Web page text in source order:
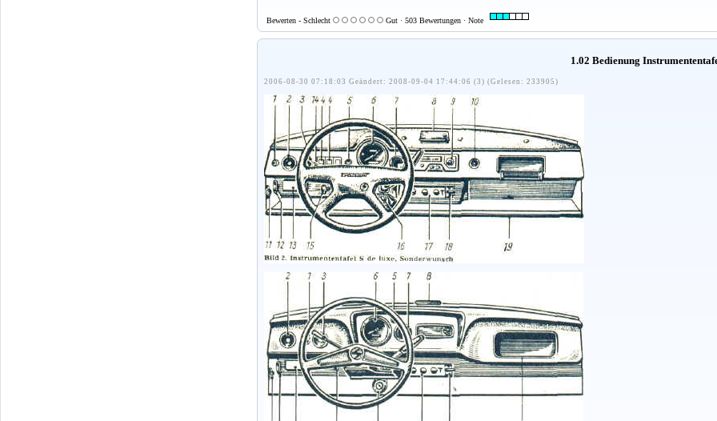
Bewerten - Schlecht Gut · 503 Bewertungen · Note
1.02 Bedienung
2006-08-30 07:18:03 Geändert: 2008-09-04 17:44:06 (3) (Gelesen: 233905)